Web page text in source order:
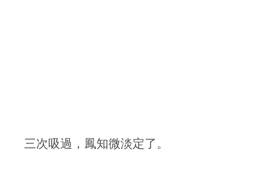
三次吸過，鳳知微淡定了。